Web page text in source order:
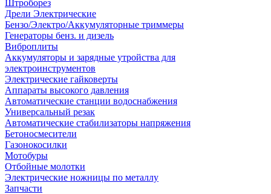
Штроборез
Дрели Электрические
Бензо/Электро/Аккумуляторные триммеры
Генераторы бенз. и дизель
Виброплиты
Аккумуляторы и зарядные утройства для
электроинструментов
Электрические гайковерты
Аппараты высокого давления
Автоматические станции водоснабжения
Универсальный резак
Автоматические стабилизаторы напряжения
Бетоносмесители
Газонокосилки
Мотобуры
Отбойные молотки
Электрические ножницы по металлу
Запчасти